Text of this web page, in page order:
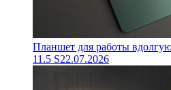
Планшет для работы
11.5 S22.07.2026